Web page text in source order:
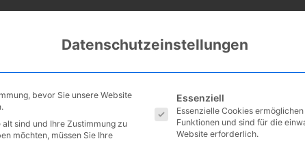
Datenschutzeinstellungen
bevor Sie unsere Website
alt sind und Ihre Zustimmung zu
möchten, müssen Sie Ihre
Es folgt eine Liste der
Essenziell
Essenzielle Cookies
Funktionen und sind für die
Website erforderlich.